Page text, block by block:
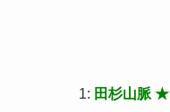
1: 田杉山脈 ★